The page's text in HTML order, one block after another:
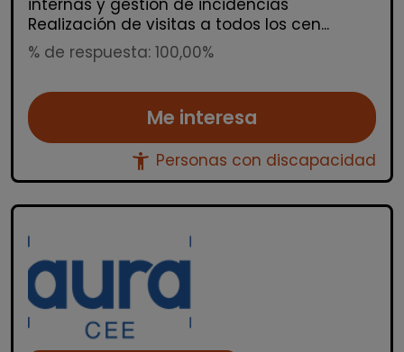
internas y gestión de incidencias
Realización de visitas a todos los cen...
% de respuesta: 100,00%
Me interesa
accessibility_new Personas con discapacidad